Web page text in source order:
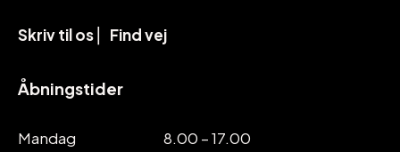
Skriv til os Find vej
Åbningstider
Mandag
8.00 – 17.00